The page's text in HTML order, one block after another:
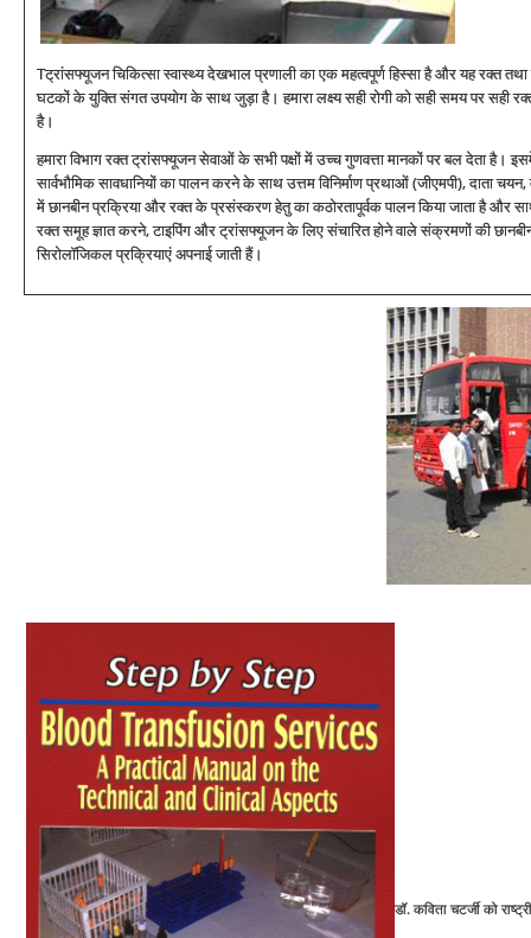
Tट्रांसफ्यूजन चिकित्‍सा स्‍वास्‍थ्‍य देखभाल प्रणाली का एक महत्‍वपूर्ण हिस्‍सा है और यह रक्‍त
घटकों के युक्ति संगत उपयोग के साथ जुड़ा है। हमारा लक्ष्‍य सही रोगी को सही समय पर सही
है।
हमारा विभाग रक्‍त ट्रांसफ्यूजन सेवाओं के सभी पक्षों में उच्‍च गुणवत्ता मानकों पर बल देता है।
सार्वभौमिक सावधानियों का पालन करने के साथ उत्तम विनिर्माण प्रथाओं (जीएमपी), दाता चयन,
में छानबीन प्रक्रिया और रक्‍त के प्रसंस्‍करण हेतु का कठोरतापूर्वक पालन किया जाता है और
रक्‍त समूह ज्ञात करने, टाइपिंग और ट्रांसफ्यूजन के लिए संचारित होने वाले संक्रमणों की
सिरोलॉजिकल प्रक्रियाएं अपनाई जाती हैं।
डॉ. कविता चटर्जी को